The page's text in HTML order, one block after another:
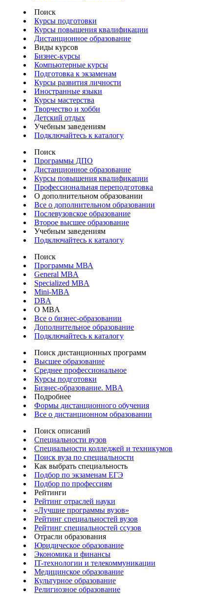
Поиск
Курсы подготовки
Курсы повышения квалификации
Дистанционное образование
Виды курсов
Бизнес-курсы
Компьютерные курсы
Подготовка к экзаменам
Курсы развития личности
Иностранные языки
Курсы мастерства
Творчество и хобби
Детский отдых
Учебным заведениям
Подключайтесь к каталогу
Поиск
Программы ДПО
Дистанционное образование
Курсы повышения квалификации
Профессиональная переподготовка
О дополнительном образовании
Все о дополнительном образовании
Послевузовское образование
Второе высшее образование
Учебным заведениям
Подключайтесь к каталогу
Поиск
Программы МВА
General MBA
Specialized MBA
Mini-MBA
DBA
О MBA
Все о бизнес-образовании
Дополнительное образование
Подключайтесь к каталогу
Поиск дистанционных программ
Высшее образование
Среднее профессиональное
Курсы подготовки
Бизнес-образование. MBA
Подробнее
Формы дистанционного обучения
Все о дистанционном образовании
Поиск описаний
Специальности вузов
Специальности колледжей и техникумов
Поиск вуза по специальности
Как выбрать специальность
Подбор по экзаменам ЕГЭ
Подбор по профессиям
Рейтинги
Рейтинг отраслей науки
«Лучшие программы вузов»
Рейтинг специальностей вузов
Рейтинг специальностей ссузов
Отрасли образования
Юридическое образование
Экономика и финансы
IT-технологии и телекоммуникации
Медицинское образование
Культурное образование
Религиозное образование